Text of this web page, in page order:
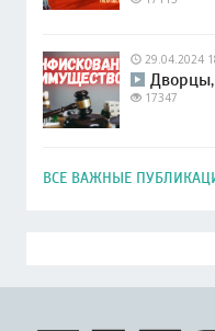
29.04.2024
Дворцы,
17347
ВСЕ ВАЖНЫЕ